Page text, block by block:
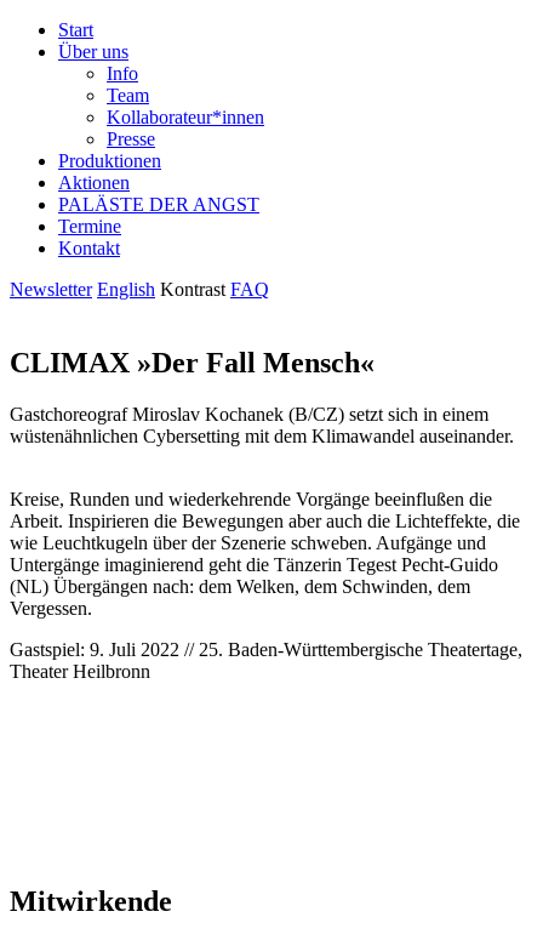
Start
Über uns
Info
Team
Kollaborateur*innen
Presse
Produktionen
Aktionen
PALÄSTE DER ANGST
Termine
Kontakt
Newsletter English Kontrast FAQ
CLIMAX »Der Fall Mensch«
Gastchoreograf Miroslav Kochanek (B/CZ) setzt sich in einem
wüstenähnlichen Cybersetting mit dem Klimawandel auseinander.
Kreise, Runden und wiederkehrende Vorgänge beeinflußen die
Arbeit. Inspirieren die Bewegungen aber auch die Lichteffekte, die
wie Leuchtkugeln über der Szenerie schweben. Aufgänge und
Untergänge imaginierend geht die Tänzerin Tegest Pecht-Guido
(NL) Übergängen nach: dem Welken, dem Schwinden, dem
Vergessen.
Gastspiel: 9. Juli 2022 // 25. Baden-Württembergische Theatertage,
Theater Heilbronn
Mitwirkende